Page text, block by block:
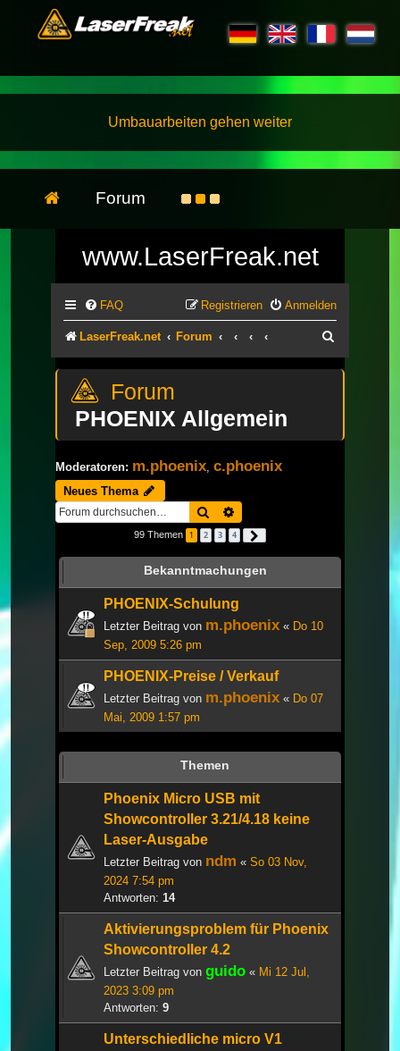
Umbauarbeiten gehen weiter
Forum
www.LaserFreak.net
FAQ Anmelden
Registrieren
LaserFreak.net Forum
PHOENIX Allgemein
Moderatoren: m.phoenix c.phoenix
Neues Thema
Suche
99 Themen 1 2 3 4
Bekanntmachungen
PHOENIX-Schulung
Letzter Beitrag von m.phoenix « Do 10
Sep, 2009 5:26 pm
PHOENIX-Preise / Verkauf
Letzter Beitrag von m.phoenix « Do 07
Mai, 2009 1:57 pm
Themen
Phoenix Micro USB mit
Showcontroller 3.21/4.18 keine
Laser-Ausgabe
Letzter Beitrag von ndm « So 03 Nov,
2024 7:54 pm
Antworten: 14
Aktivierungsproblem für Phoenix
Showcontroller 4.2
Letzter Beitrag von guido « Mi 12 Jul,
2023 3:09 pm
Antworten: 9
Unterschiedliche micro V1